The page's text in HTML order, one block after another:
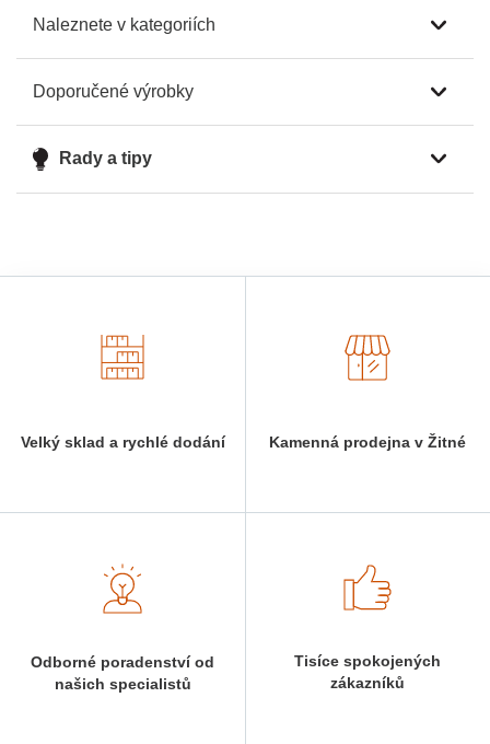
Naleznete v kategoriích
Doporučené výrobky
Rady a tipy
Velký sklad a rychlé dodání Kamenná prodejna v Žitné
Odborné poradenství od
našich specialistů
Tisíce spokojených
zákazníků